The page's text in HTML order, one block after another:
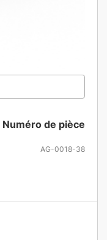
Numéro de pièce
AG-0018-38